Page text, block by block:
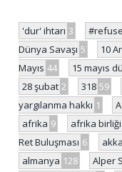
'dur' ihtarı 3
Dünya Savaşı 5 10
Mayıs 44 15 mayıs
28 şubat 2 318 59
yargılanma hakkı 1
afrika 9 afrika birliği
Ret Buluşması 6 akka
almanya 128 Alper